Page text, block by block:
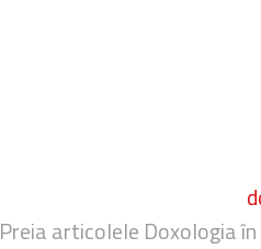
Preia articolele Doxologia